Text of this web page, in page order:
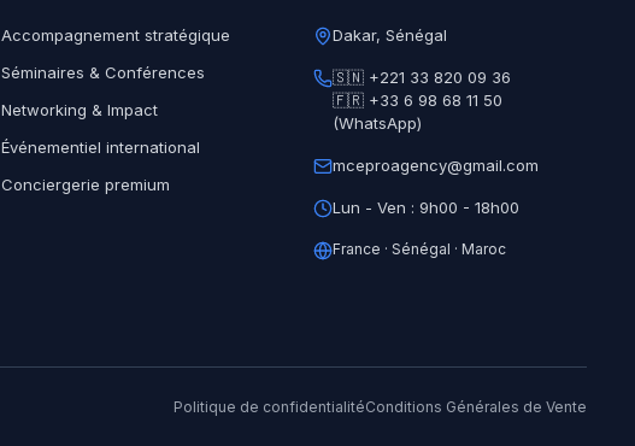
Accompagnement stratégique
Séminaires & Conférences
Networking & Impact
Événementiel international
Conciergerie premium
Dakar, Sénégal
🇸🇳 +221 33 820 09 36
🇫🇷 +33 6 98 68 11 50
(WhatsApp)
mceproagency@gmail.com
Lun - Ven : 9h00 - 18h00
France · Sénégal · Maroc
Politique de confidentialitéConditions Générales de Vente